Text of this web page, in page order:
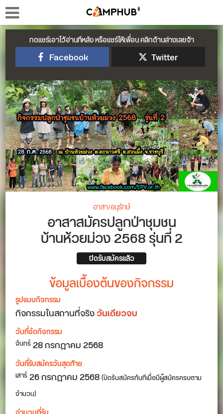
กดแชร์เอาไว้อ่านทีหลัง หรือแชร์ให้เพื่อน คลิกด้านล่างเลยจ้า
Facebook Twitter
อาสา/อนุรักษ์
อาสาสมัครปลูกป่าชุมชน
บ้านห้วยม่วง 2568 รุ่นที่ 2
ปิดรับสมัครแล้ว
ข้อมูลเบื้องต้นของกิจกรรม
รูปแบบกิจกรรม
กิจกรรมในสถานที่จริงวันเดียวจบ
วันที่จัดกิจกรรม
จันทร์28กรกฎาคม 2568
วันที่รับสมัครวันสุดท้าย
เสาร์26 กรกฎาคม 2568(ปิดรับสมัครทันทีเมื่อมีผู้สมัครครบตาม
จำนวน)